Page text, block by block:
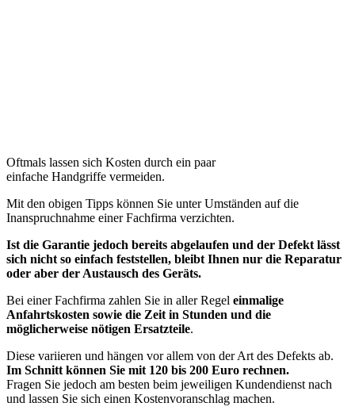
Oftmals lassen sich Kosten durch ein paar
einfache Handgriffe vermeiden.
Mit den obigen Tipps können Sie unter Umständen auf die
Inanspruchnahme einer Fachfirma verzichten.
Ist die Garantie jedoch bereits abgelaufen und der Defekt lässt
sich nicht so einfach feststellen, bleibt Ihnen nur die Reparatur
oder aber der Austausch des Geräts.
Bei einer Fachfirma zahlen Sie in aller Regel einmalige
Anfahrtskosten sowie die Zeit in Stunden und die
möglicherweise nötigen Ersatzteile.
Diese variieren und hängen vor allem von der Art des Defekts ab.
Im Schnitt können Sie mit 120 bis 200 Euro rechnen.
Fragen Sie jedoch am besten beim jeweiligen Kundendienst nach
und lassen Sie sich einen Kostenvoranschlag machen.